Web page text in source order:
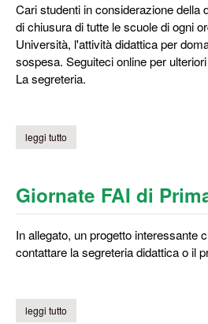
Cari studenti in considerazione della
di chiusura di tutte le scuole di ogni
Università, l'attività didattica per
sospesa. Seguiteci online per
La segreteria.
leggi tutto
Giornate FAI di
In allegato, un progetto interessante
contattare la segreteria didattica o il
leggi tutto